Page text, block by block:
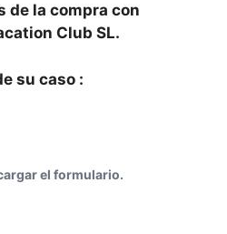
de la compra con
Club SL.
su caso :
el formulario.